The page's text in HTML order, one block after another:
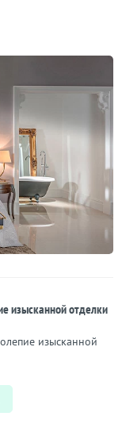
изысканной отделки
изысканной